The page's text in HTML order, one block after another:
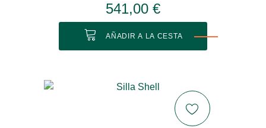
541,00 €
AÑADIR A LA CESTA